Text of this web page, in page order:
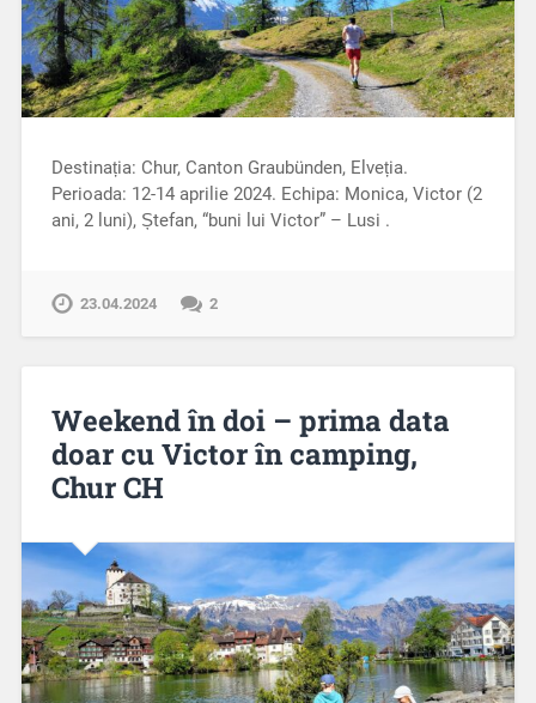
Destinația: Chur, Canton Graubünden, Elveția.
Perioada: 12-14 aprilie 2024. Echipa: Monica, Victor (2
ani, 2 luni), Ștefan, “buni lui Victor” – Lusi .
23.04.2024 2
Weekend în doi – prima data
doar cu Victor în camping,
Chur CH